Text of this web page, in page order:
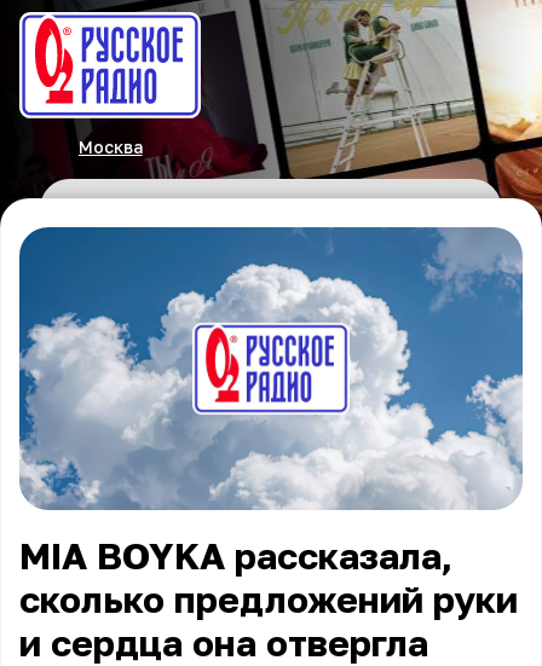
Москва
MIA BOYKA рассказала,
сколько предложений руки
и сердца она отвергла